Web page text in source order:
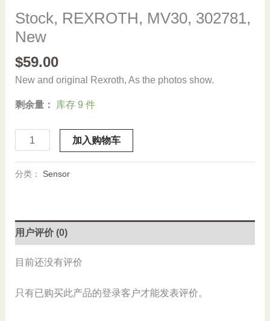
Stock, REXROTH, MV30, 302781,
New
$59.00
New and original Rexroth, As the photos show.
剩余量： 库存 9 件
Stock,
REXROTH,
302781,
量
加入购物车
分类： Sensor
用户评价 (0)
目前还没有评价
只有已购买此产品的登录客户才能发表评价。